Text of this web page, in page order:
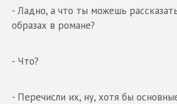
- Ладно, а что ты можешь
образах в романе?
- Что?
- Перечисли их, ну, хотя бы